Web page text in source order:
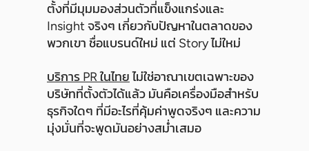
ตั้งที่มีมุมมองส่วนตัวที่แข็งแกร่งและ
Insight จริงๆ เกี่ยวกับปัญหาในตลาดของ
พวกเขา ชื่อแบรนด์ใหม่ แต่ Story ไม่ใหม่
บริการ PR ในไทยไม่ใช่อาณาเขตเฉพาะของ
บริษัทที่ตั้งตัวได้แล้ว มันคือเครื่องมือสำหรับ
ธุรกิจใดๆ ที่มีอะไรที่คุ้มค่าพูดจริงๆ และความ
มุ่งมั่นที่จะพูดมันอย่างสม่ำเสมอ